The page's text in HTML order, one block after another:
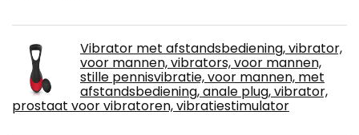
Vibrator met afstandsbediening, vibrator,
voor mannen, vibrators, voor mannen,
stille pennisvibratie, voor mannen, met
afstandsbediening, anale plug, vibrator,
prostaat voor vibratoren, vibratiestimulator